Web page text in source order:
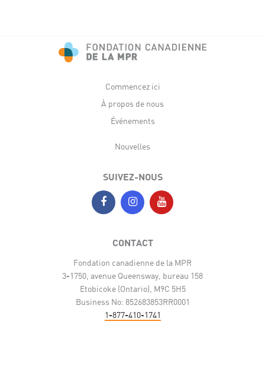
Commencez ici
À propos de nous
Événements
Nouvelles
SUIVEZ-NOUS
CONTACT
Fondation canadienne de la MPR
3-1750, avenue Queensway, bureau 158
Etobicoke (Ontario), M9C 5H5
Business No: 852683853RR0001
1-877-410-1741